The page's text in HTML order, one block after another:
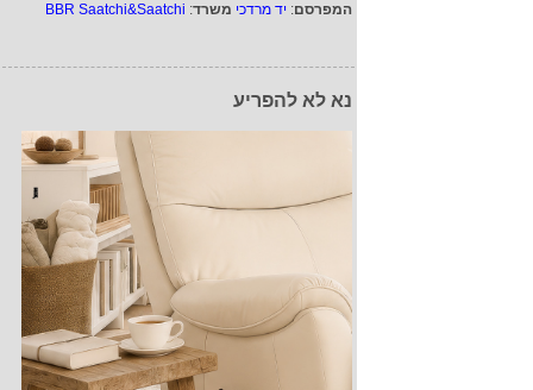
המפרסם: יד מרדכי משרד:
BBR Saatchi&Saatchi
נא לא להפריע